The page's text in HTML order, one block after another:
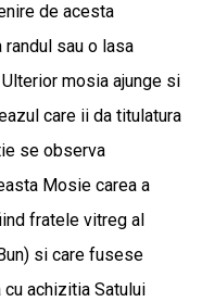
de acesta
sau o lasa
mosia ajunge si
care ii da titulatura
se observa
Mosie carea a
fratele vitreg al
si care fusese
achizitia Satului